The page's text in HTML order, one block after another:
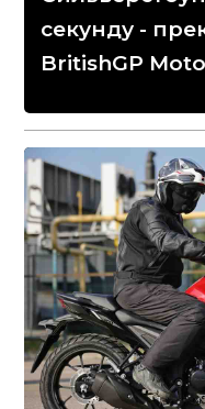
секунду -
BritishGP